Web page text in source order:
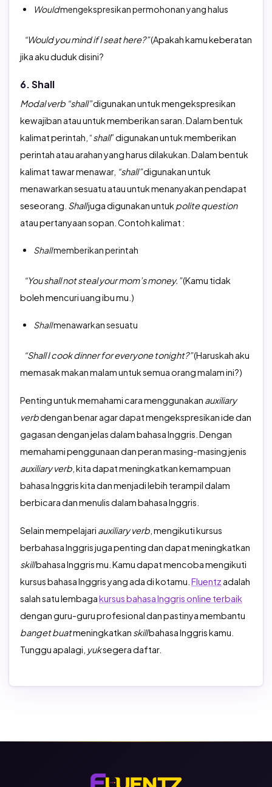
Wouldmengekspresikan permohonan yang halus
“Would you mind if I seat here?”(Apakah kamu keberatan
jika aku duduk disini?
6. Shall
Modal verb “shall”digunakan untuk mengekspresikan
kewajiban atau untuk memberikan saran. Dalam bentuk
kalimat perintah, “shall” digunakan untuk memberikan
perintah atau arahan yang harus dilakukan. Dalam bentuk
kalimat tawar menawar, “shall”digunakan untuk
menawarkan sesuatu atau untuk menanyakan pendapat
seseorang. Shalljuga digunakan untuk polite question
atau pertanyaan sopan. Contoh kalimat :
Shallmemberikan perintah
“You shall not steal your mom’s money.”(Kamu tidak
boleh mencuri uang ibu mu.)
Shallmenawarkan sesuatu
“Shall I cook dinner for everyone tonight?”(Haruskah aku
memasak makan malam untuk semua orang malam ini?)
Penting untuk memahami cara menggunakan auxiliary
verbdengan benar agar dapat mengekspresikan ide dan
gagasan dengan jelas dalam bahasa Inggris. Dengan
memahami penggunaan dan peran masing-masing jenis
auxiliary verb , kita dapat meningkatkan kemampuan
bahasa Inggris kita dan menjadi lebih terampil dalam
berbicara dan menulis dalam bahasa Inggris.
Selain mempelajari auxiliary verb , mengikuti kursus
berbahasa Inggris juga penting dan dapat meningkatkan
skillbahasa Inggris mu. Kamu dapat mencoba mengikuti
kursus bahasa Inggris yang ada di kotamu. Fluentz adalah
salah satu lembagakursus bahasa Inggris online terbaik
dengan guru-guru profesional dan pastinya membantu
banget buatmeningkatkan skillbahasa Inggris kamu.
Tunggu apalagi, yuksegera daftar.